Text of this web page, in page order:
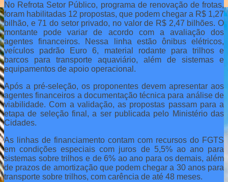
No Refrota Setor Público, programa de renovação de frotas,
foram habilitadas 12 propostas, que podem chegar a R$ 1,27
bilhão, e 71 do setor privado, no valor de R$ 2,47 bilhões. O
montante pode variar de acordo com a avaliação dos
agentes financeiros. Nessa linha estão ônibus elétricos,
veículos padrão Euro 6, material rodante para trilhos e
barcos para transporte aquaviário, além de sistemas e
equipamentos de apoio operacional.
Após a pré-seleção, os proponentes devem apresentar aos
agentes financeiros a documentação técnica para análise de
viabilidade. Com a validação, as propostas passam para a
etapa de seleção final, a ser publicada pelo Ministério das
Cidades.
As linhas de financiamento contam com recursos do FGTS
em condições especiais com juros de 5,5% ao ano para
sistemas sobre trilhos e de 6% ao ano para os demais, além
de prazos de amortização que podem chegar a 30 anos para
transporte sobre trilhos, com carência de até 48 meses.